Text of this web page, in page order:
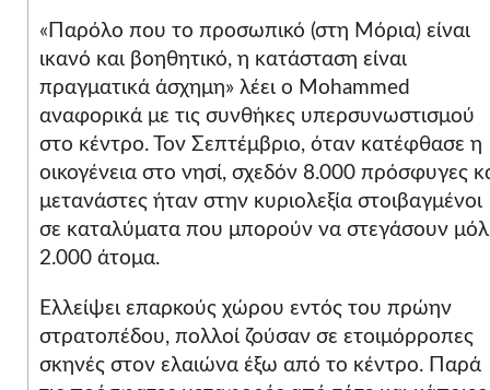
«Παρόλο που το προσωπικό (στη Μόρια) είναι
ικανό και βοηθητικό, η κατάσταση είναι
πραγματικά άσχημη» λέει ο Mohammed
αναφορικά με τις συνθήκες υπερσυνωστισμού
στο κέντρο. Τον Σεπτέμβριο, όταν κατέφθασε η
οικογένεια στο νησί, σχεδόν 8.000 πρόσφυγες
μετανάστες ήταν στην κυριολεξία στοιβαγμένοι
σε καταλύματα που μπορούν να στεγάσουν
2.000 άτομα.
Ελλείψει επαρκούς χώρου εντός του πρώην
στρατοπέδου, πολλοί ζούσαν σε ετοιμόρροπες
σκηνές στον ελαιώνα έξω από το κέντρο. Παρά